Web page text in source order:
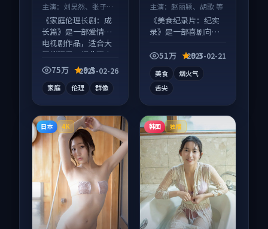
主演： 刘昊然、张子枫
等
《家庭伦理长剧：成
长篇》是一部爱情向
电视剧作品，适合大
屏端观看，细节更丰
富。75万 9.5
2025-02-26
家庭 伦理 群像
主演： 赵丽颖、胡歌 等
《美食纪录片：纪实
录》是一部喜剧向纪
信息量大，适合沉浸
51万 9.3
2025-02-21
美食
烟火气
舌尖
日本 4K 韩国 独播